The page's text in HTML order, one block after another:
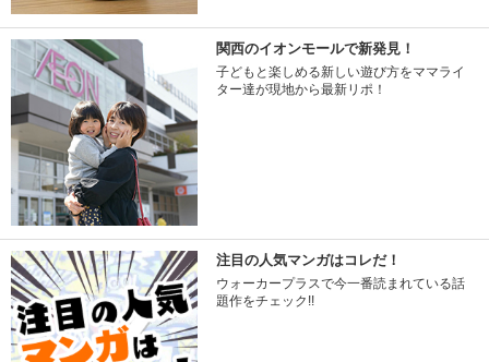
関西のイオンモールで新発見！
子どもと楽しめる新しい遊び方をママライ
ター達が現地から最新リポ！
注目の人気マンガはコレだ！
ウォーカープラスで今一番読まれている話
題作をチェック!!